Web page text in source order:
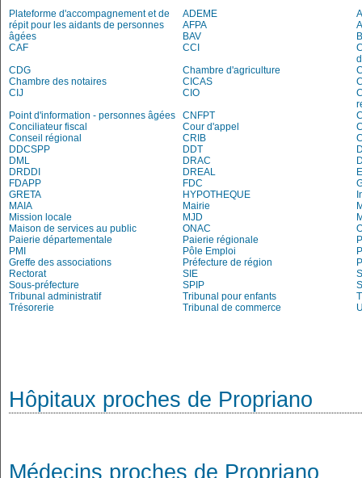
Plateforme d'accompagnement et de
répit pour les aidants de personnes
âgées
ADEME
AFPA
BAV
CAF
CCI
CDG
Chambre d'agriculture
Chambre des notaires
CICAS
CIJ
CIO
Point d'information - personnes âgées
CNFPT
Conciliateur fiscal
Cour d'appel
Conseil régional
CRIB
DDCSPP
DDT
DML
DRAC
DRDDI
DREAL
FDAPP
FDC
GRETA
HYPOTHEQUE
MAIA
Mairie
Mission locale
MJD
Maison de services au public
ONAC
Paierie départementale
Paierie régionale
PMI
Pôle Emploi
Greffe des associations
Préfecture de région
Rectorat
SIE
Sous-préfecture
SPIP
Tribunal administratif
Tribunal pour enfants
Trésorerie
Tribunal de commerce
Hôpitaux proches de Propriano
Médecins proches de Propriano